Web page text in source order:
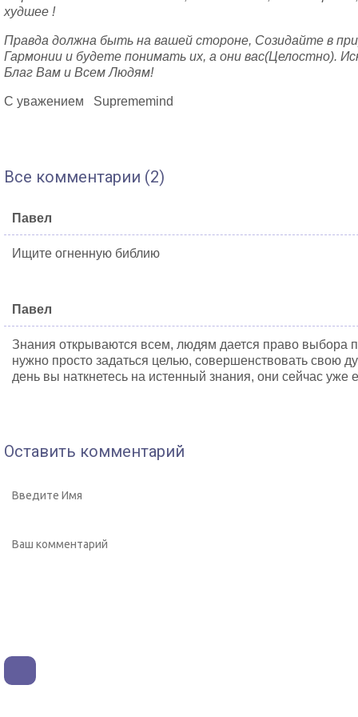
худшее !
Правда должна быть на вашей стороне, Созидайте в
Гармонии и будете понимать их, а они вас(Целостно).
Благ Вам и Всем Людям!
С уважением Suprememind
Все комментарии (2)
Павел
Ищите огненную библию
Павел
Знания открываются всем, людям дается право выбора
нужно просто задаться целью, совершенствовать свою
день вы наткнетесь на истенный знания, они сейчас уже
Оставить комментарий